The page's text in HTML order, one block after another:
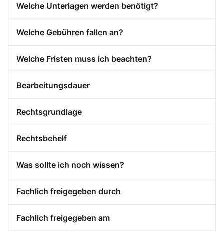
Welche Unterlagen werden benötigt?
Welche Gebühren fallen an?
Welche Fristen muss ich beachten?
Bearbeitungsdauer
Rechtsgrundlage
Rechtsbehelf
Was sollte ich noch wissen?
Fachlich freigegeben durch
Fachlich freigegeben am